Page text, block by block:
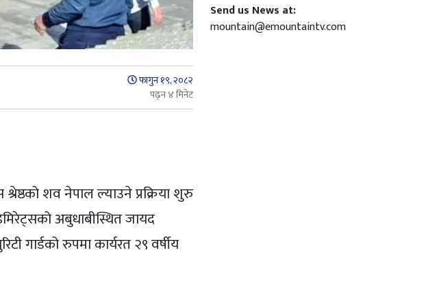
फागुन १९, २०८२
पढ्न ४ मिनेट
शव नेपाल ल्याउने प्रक्रिया शुरु
अबुधाबीस्थित जायद
गार्डको रुपमा कार्यरत २९ वर्षीय
Send us News at:
mountain@emountaintv.com